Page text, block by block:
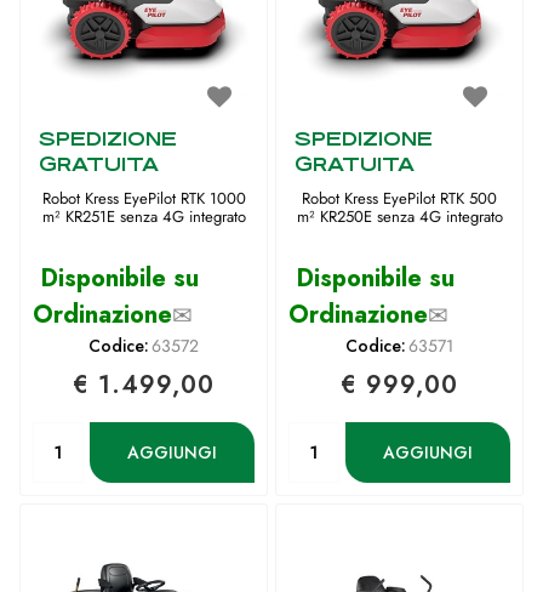
SPEDIZIONE
GRATUITA
Robot Kress EyePilot RTK 1000
m² KR251E senza 4G integrato
Disponibile su
Ordinazione✉
Codice:63572
€ 1.499,00
AGGIUNGI
SPEDIZIONE
GRATUITA
Robot Kress EyePilot RTK 500
m² KR250E senza 4G integrato
Disponibile su
Ordinazione✉
Codice:63571
€ 999,00
AGGIUNGI